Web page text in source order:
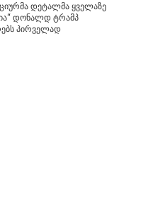
დეტალმა ყველაზე
დონალდ ტრამპ
პირველად